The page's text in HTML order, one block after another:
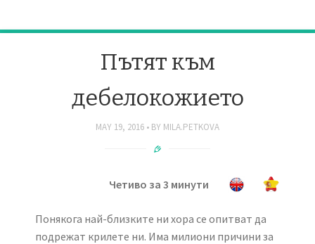
Пътят към
дебелокожието
MAY 19, 2016 BY MILA.PETKOVA
Четиво за 3 минути
Понякога най-близките ни хора се опитват да
подрежат крилете ни. Има милиони причини за